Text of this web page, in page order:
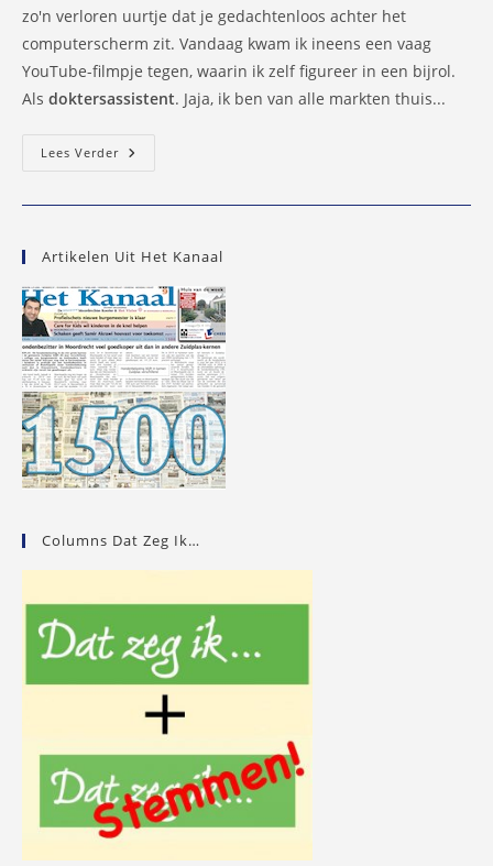
zo'n verloren uurtje dat je gedachtenloos achter het
computerscherm zit. Vandaag kwam ik ineens een vaag
YouTube-filmpje tegen, waarin ik zelf figureer in een bijrol.
Als doktersassistent. Jaja, ik ben van alle markten thuis...
Lees VerderGeheimzinnig
Artikelen Uit Het Kanaal
Columns Dat Zeg Ik…